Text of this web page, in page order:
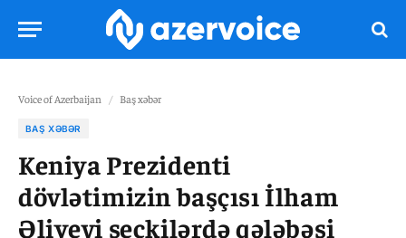
Voice of Azerbaijan / Baş xəbər
BAŞ XƏBƏR
Keniya Prezidenti
dövlətimizin başçısı İlham
Əliyevi seçkilərdə qələbəsi